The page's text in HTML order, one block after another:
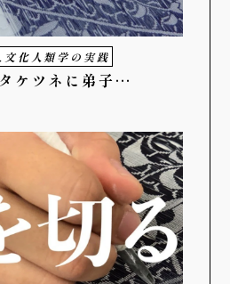
文化人類学の実践
ケツネに弟子…